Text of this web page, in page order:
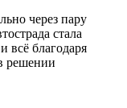
через пару
стала
всё благодаря
решении